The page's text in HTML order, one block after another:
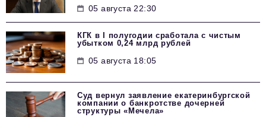
05 августа 22:30
КГК в I полугодии сработала с чистым
убытком 0,24 млрд рублей
05 августа 18:05
Суд вернул заявление екатеринбургской
компании о банкротстве дочерней
структуры «Мечела»